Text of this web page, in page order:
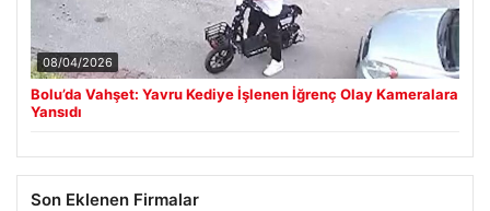
08/04/2026
Bolu’da Vahşet: Yavru Kediye İşlenen İğrenç Olay Kameralara
Yansıdı
Son Eklenen Firmalar